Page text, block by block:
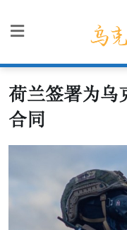
荷兰签署为乌
合同